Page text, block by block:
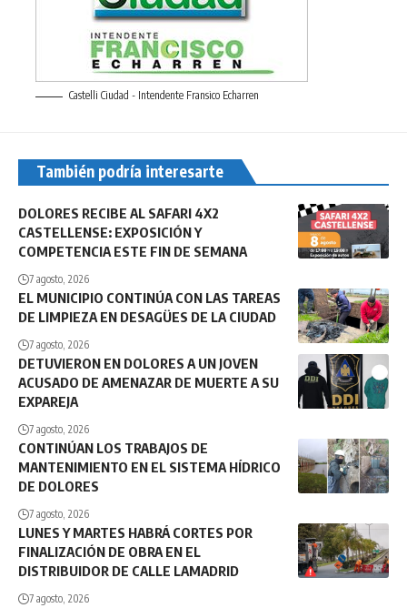
Castelli Ciudad - Intendente Fransico Echarren
También podría interesarte
DOLORES RECIBE AL SAFARI 4X2
CASTELLENSE: EXPOSICIÓN Y
COMPETENCIA ESTE FIN DE SEMANA
7 agosto, 2026
EL MUNICIPIO CONTINÚA CON LAS TAREAS
DE LIMPIEZA EN DESAGÜES DE LA CIUDAD
7 agosto, 2026
DETUVIERON EN DOLORES A UN JOVEN
ACUSADO DE AMENAZAR DE MUERTE A SU
EXPAREJA
7 agosto, 2026
CONTINÚAN LOS TRABAJOS DE
MANTENIMIENTO EN EL SISTEMA HÍDRICO
DE DOLORES
7 agosto, 2026
LUNES Y MARTES HABRÁ CORTES POR
FINALIZACIÓN DE OBRA EN EL
DISTRIBUIDOR DE CALLE LAMADRID
7 agosto, 2026